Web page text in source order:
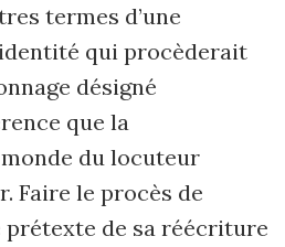
termes d’une
qui procèderait
désigné
que la
du locuteur
Faire le procès de
prétexte de sa réécriture